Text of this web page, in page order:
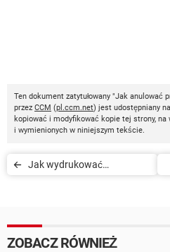
Ten dokument zatytułowany "Jak anulować
przez CCM (pl.ccm.net) jest udostępniany
kopiować i modyfikować kopie tej strony,
i wymienionych w niniejszym tekście.
Jak wydrukować
ZOBACZ RÓWNIEŻ